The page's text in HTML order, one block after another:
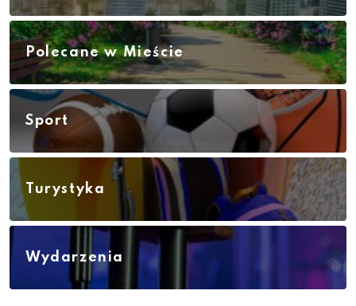
Polecane w Mieście
Sport
Turystyka
Wydarzenia